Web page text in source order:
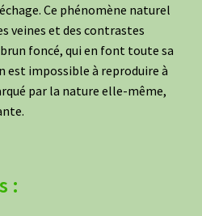
Ce phénomène naturel
veines et des contrastes
foncé, qui en font toute sa
est impossible à reproduire à
par la nature elle-même,
: